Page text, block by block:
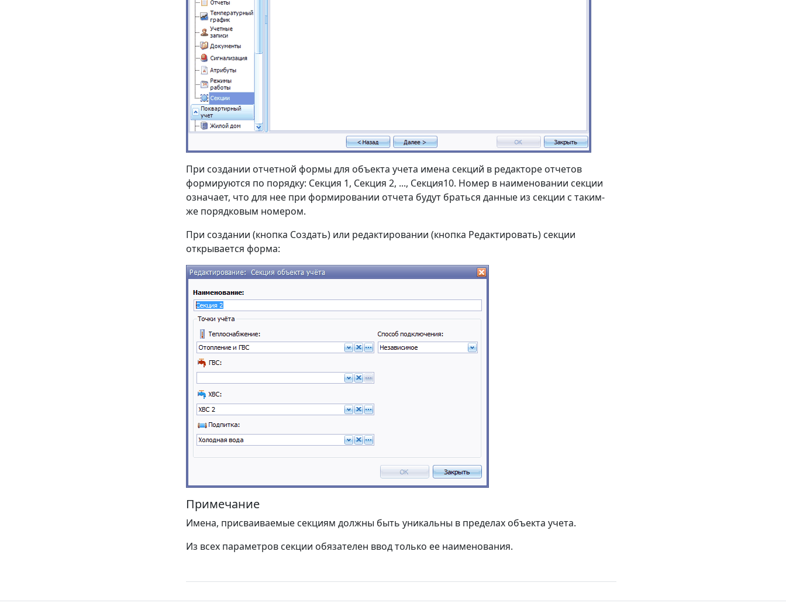
При создании отчетной формы для объекта учета имена секций в редакторе отчетов
формируются по порядку: Секция 1, Секция 2, ..., Секция10. Номер в наименовании секции
означает, что для нее при формировании отчета будут браться данные из секции с таким-
же порядковым номером.
При создании (кнопка Создать) или редактировании (кнопка Редактировать) секции
открывается форма:
Примечание
Имена, присваиваемые секциям должны быть уникальны в пределах объекта учета.
Из всех параметров секции обязателен ввод только ее наименования.